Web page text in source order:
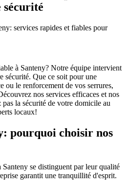
services rapides et fiables pour
à Santeny? Notre équipe intervient
sécurité. Que ce soit pour une
ou le renforcement de vos serrures,
nos services efficaces et nos
la sécurité de votre domicile au
locaux!
pourquoi choisir nos
Santeny se distinguent par leur qualité
garantit une tranquillité d'esprit.